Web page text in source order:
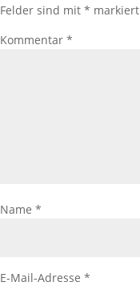
Felder sind mit * markiert
Kommentar *
Name *
E-Mail-Adresse *